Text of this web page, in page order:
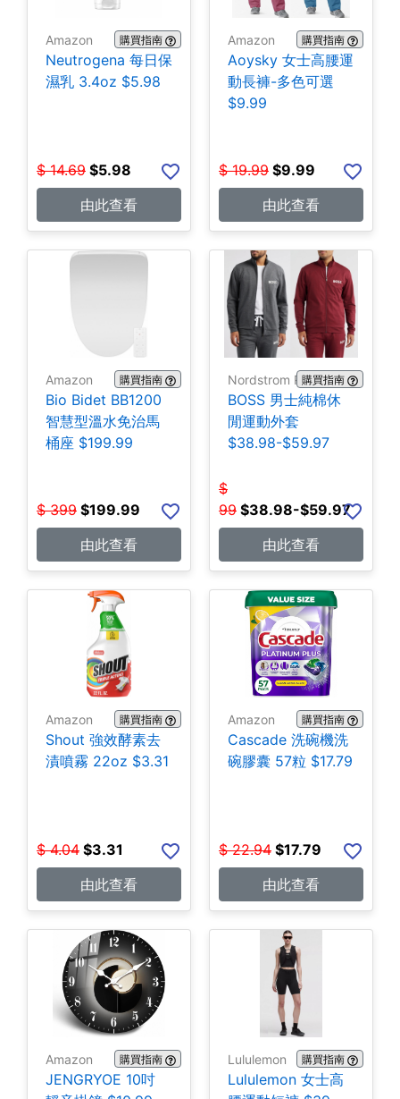
Amazon 購買指南
Neutrogena 每日保
濕乳 3.4oz $5.98
$ 14.69 $5.98
由此查看
Amazon 購買指南
Aoysky 女士高腰運
動長褲-多色可選
$9.99
$ 19.99 $9.99
由此查看
Amazon 購買指南
Bio Bidet BB1200
智慧型溫水免治馬
桶座 $199.99
$ 399 $199.99
由此查看
Nordstrom Rack購買指南
BOSS 男士純棉休
閒運動外套
$38.98-$59.97
$
99 $38.98-$59.97
由此查看
Amazon 購買指南
Shout 強效酵素去
漬噴霧 22oz $3.31
$ 4.04 $3.31
由此查看
Amazon 購買指南
Cascade 洗碗機洗
碗膠囊 57粒 $17.79
$ 22.94 $17.79
由此查看
Amazon 購買指南
JENGRYOE 10吋
Lululemon 購買指南
Lululemon 女士高